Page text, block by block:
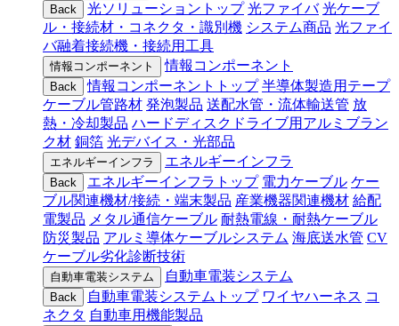
Back 光ソリューショントップ 光ファイバ 光ケーブ
ル・接続材・コネクタ・識別機 システム商品 光ファイ
バ融着接続機・接続用工具
情報コンポーネント 情報コンポーネント
Back 情報コンポーネントトップ 半導体製造用テープ
ケーブル管路材 発泡製品 送配水管・流体輸送管 放
熱・冷却製品 ハードディスクドライブ用アルミブラン
ク材 銅箔 光デバイス・光部品
エネルギーインフラ エネルギーインフラ
Back エネルギーインフラトップ 電力ケーブル ケー
ブル関連機材/接続・端末製品 産業機器関連機材 給配
電製品 メタル通信ケーブル 耐熱電線・耐熱ケーブル
防災製品 アルミ導体ケーブルシステム 海底送水管 CV
ケーブル劣化診断技術
自動車電装システム 自動車電装システム
Back 自動車電装システムトップ ワイヤハーネス コ
ネクタ 自動車用機能製品